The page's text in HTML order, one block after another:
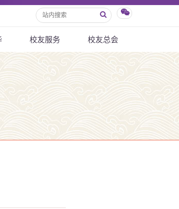
校友服务 校友总会